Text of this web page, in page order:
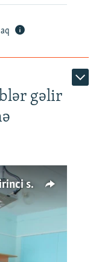
gəlir
50 min müəllim işini itirə bilər. Birinci sinfə gedənlər azalır